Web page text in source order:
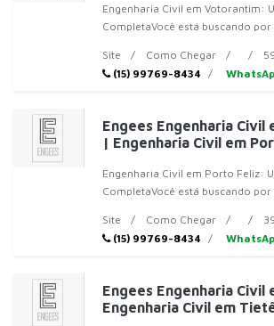
Engenharia Civil em Votorantim:
CompletaVocê está buscando
Site
Como Chegar
(15) 99769-8434
Engees Engenharia Civil
| Engenharia Civil em
Engenharia Civil em Porto Feliz:
CompletaVocê está buscando
Site
Como Chegar
(15) 99769-8434
Engees Engenharia Civil
Engenharia Civil em